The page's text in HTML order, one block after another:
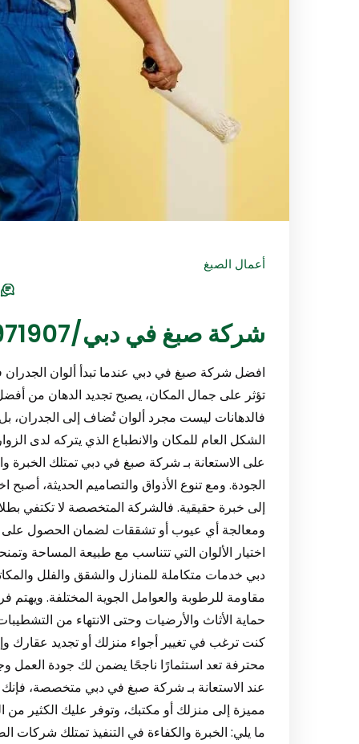
أعمال الصبغ
شركة صبغ في دبي/0547971907
افضل شركة صبغ في دبي عندما تبدأ ألوان
تؤثر على جمال المكان، يصبح تجديد الدهان من
فالدهانات ليست مجرد ألوان تُضاف إلى
الشكل العام للمكان والانطباع الذي يتركه لدى
على الاستعانة بـ شركة صبغ في دبي تمتلك الخبرة
الجودة. ومع تنوع الأذواق والتصاميم الحديثة، أصبح
إلى خبرة حقيقية. فالشركة المتخصصة لا تكتفي
ومعالجة أي عيوب أو تشققات لضمان الحصول على
اختيار الألوان التي تتناسب مع طبيعة المساحة
دبي خدمات متكاملة للمنازل والشقق والفلل
مقاومة للرطوبة والعوامل الجوية المختلفة. ويهتم
حماية الأثاث والأرضيات وحتى الانتهاء من
كنت ترغب في تغيير أجواء منزلك أو تجديد عقارك
محترفة تعد استثمارًا ناجحًا يضمن لك جودة العمل
عند الاستعانة بـ شركة صبغ في دبي متخصصة،
مميزة إلى منزلك أو مكتبك، وتوفر عليك الكثير
ما يلي: الخبرة والكفاءة في التنفيذ تمتلك